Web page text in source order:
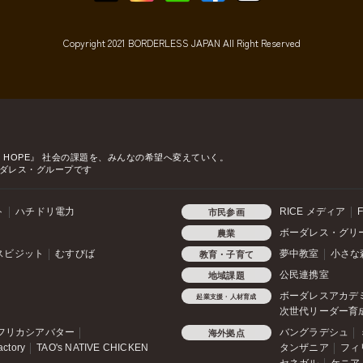
Copyright 2021 BORDERLESS JAPAN All Right Reserved
』
社会の課題を、みんなの希望へ変えていく。
レス・グループです
ハチドリ電力 市民参画 RICE メディア
農業
ボーダレス・グリ
ビジット
むすびば 教育・子育て 夢中教室 小さな
地域課題 公民連携室
起業支援・人材育成
ボーダレスアカデ
次世代リーダー育
リカシアバター
TAO's NATIVE CHICKEN
海外拠点 バングラデシュ
タンザニア
フィ